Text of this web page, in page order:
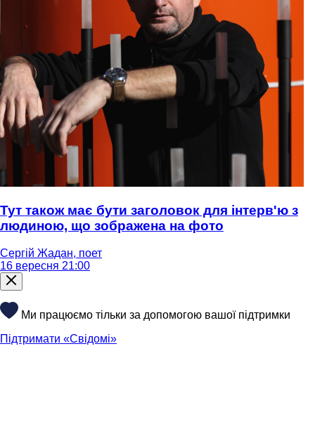
Тут також має бути заголовок для інтерв'ю з
людиною, що зображена на фото
Сергій Жадан, поет
16 вересня 21:00
Ми працюємо тільки за допомогою вашої підтримки
Підтримати «Свідомі»